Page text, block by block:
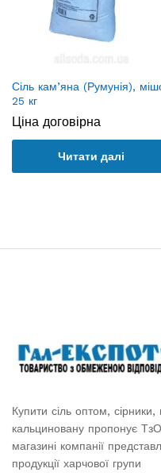
Сіль кам’яна (Румунія),
25 кг
Ціна договірна
Читати далі
Купити сіль оптом, сірники,
кальциновану пропонує
магазині компанії
продукції харчової групи